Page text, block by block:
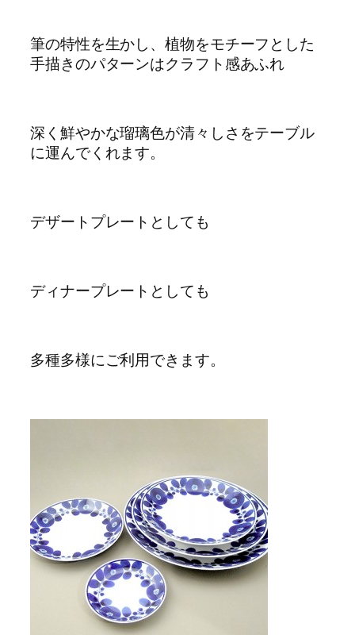
筆の特性を生かし、植物をモチーフとした
手描きのパターンはクラフト感あふれ
深く鮮やかな瑠璃色が清々しさをテーブル
に運んでくれます。
デザートプレートとしても
ディナープレートとしても
多種多様にご利用できます。